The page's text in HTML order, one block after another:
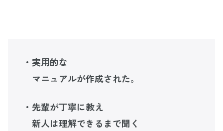
・実用的な
マニュアルが作成された。
・先輩が丁寧に教え
新人は理解できるまで聞く